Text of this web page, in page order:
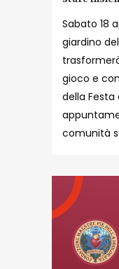
Sabato 18
giardino
gioco e
della Festa
comunità